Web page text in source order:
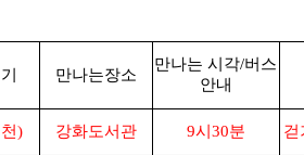
만나는장소
만나는 시각/버스
안내
) 강화도서관 9시30분 걷